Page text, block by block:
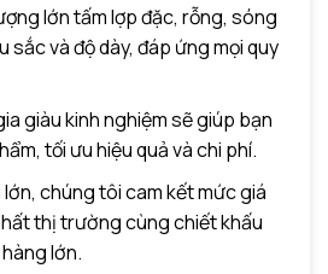
lớn tấm lợp đặc, rỗng, sóng
sắc và độ dày, đáp ứng mọi quy
giàu kinh nghiệm sẽ giúp bạn
tối ưu hiệu quả và chi phí.
chúng tôi cam kết mức giá
thị trường cùng chiết khấu
lớn.